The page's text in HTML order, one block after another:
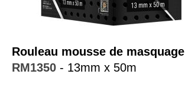
TUTORIEL & CONSEILS
Rouleau mousse de masquage
RM1350 - 13mm x 50m